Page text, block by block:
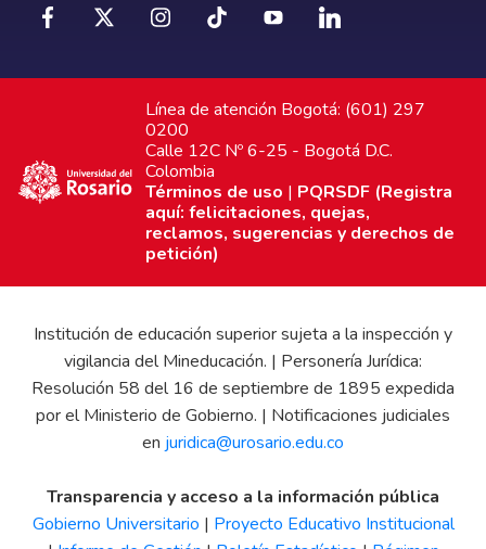
Línea de atención Bogotá: (601) 297
0200
Calle 12C Nº 6-25 - Bogotá D.C.
Colombia
Términos de uso | PQRSDF (Registra
aquí: felicitaciones, quejas,
reclamos, sugerencias y derechos de
petición)
Institución de educación superior sujeta a la inspección y
vigilancia del Mineducación. | Personería Jurídica:
Resolución 58 del 16 de septiembre de 1895 expedida
por el Ministerio de Gobierno. | Notificaciones judiciales
en juridica@urosario.edu.co
Transparencia y acceso a la información pública
Gobierno Universitario | Proyecto Educativo Institucional